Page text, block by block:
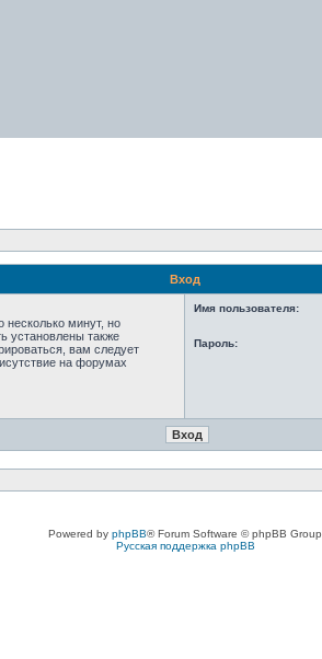
Вход
несколько минут, но
установлены также
вам следует
на форумах
Имя пользователя:
Пароль:
Powered by phpBB® Forum Software © phpBB Group
Русская поддержка phpBB